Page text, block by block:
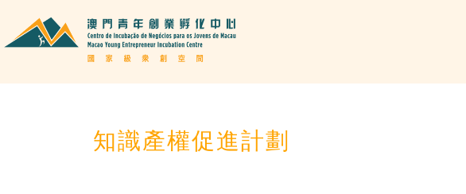
知識產權促進計劃